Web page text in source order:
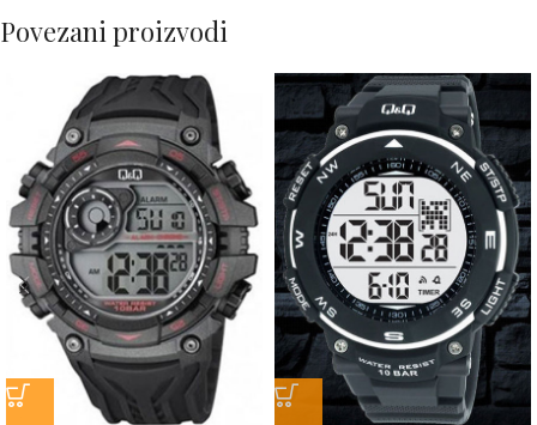
Povezani proizvodi